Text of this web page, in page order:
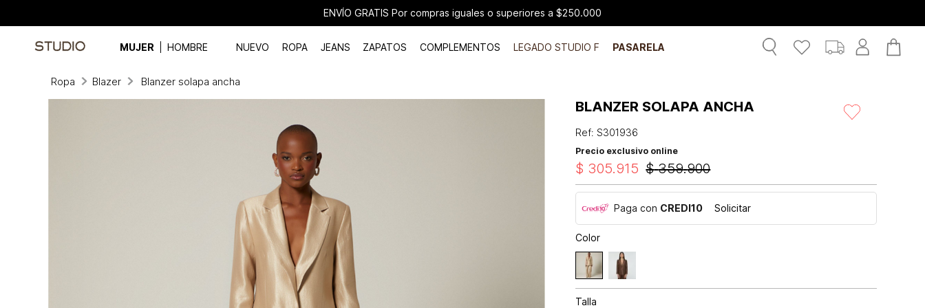
ENVÍO GRATIS Por compras iguales o superiores a $250.000
MUJER HOMBRE NUEVO ROPA JEANS ZAPATOS COMPLEMENTOS LEGADO STUDIO F PASARELA
Ropa Blazer Blanzer solapa ancha
BLANZER SOLAPA ANCHA
Ref:S301936
Precio exclusivo online
$ 359.900
$ 305.915
Paga con CREDI10 Solicitar
Color
Talla